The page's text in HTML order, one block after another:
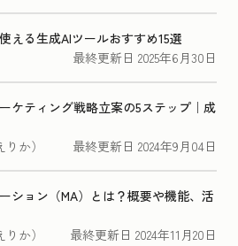
える生成AIツールおすすめ15選
最終更新日 2025年6月30日
ケティング戦略立案の5ステップ｜成
か）
最終更新日 2024年9月04日
ション（MA）とは？概要や機能、活
か）
最終更新日 2024年11月20日